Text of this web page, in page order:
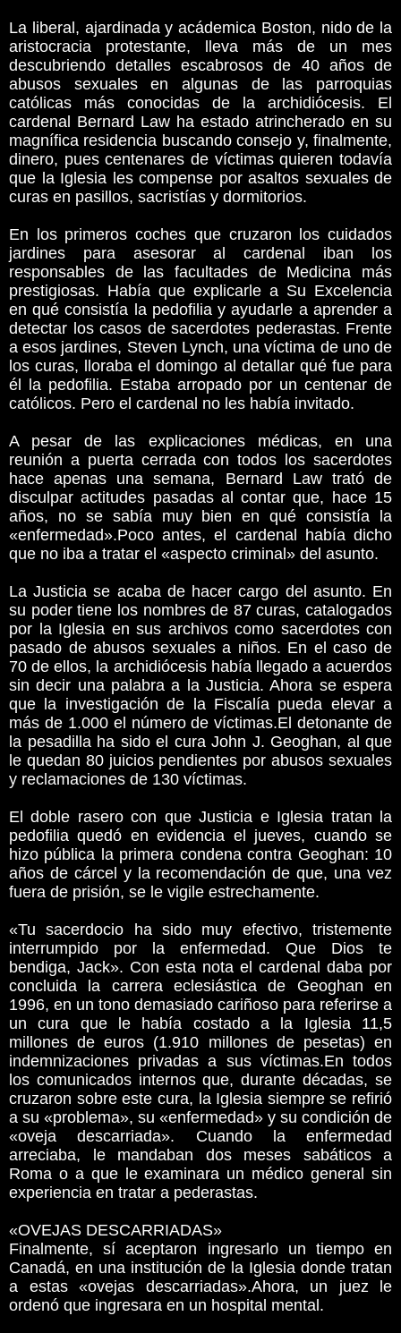
La liberal, ajardinada y acádemica Boston, nido de la
aristocracia protestante, lleva más de un mes
descubriendo detalles escabrosos de 40 años de
abusos sexuales en algunas de las parroquias
católicas más conocidas de la archidiócesis. El
cardenal Bernard Law ha estado atrincherado en su
magnífica residencia buscando consejo y, finalmente,
dinero, pues centenares de víctimas quieren todavía
que la Iglesia les compense por asaltos sexuales de
curas en pasillos, sacristías y dormitorios.
En los primeros coches que cruzaron los cuidados
jardines para asesorar al cardenal iban los
responsables de las facultades de Medicina más
prestigiosas. Había que explicarle a Su Excelencia
en qué consistía la pedofilia y ayudarle a aprender a
detectar los casos de sacerdotes pederastas. Frente
a esos jardines, Steven Lynch, una víctima de uno de
los curas, lloraba el domingo al detallar qué fue para
él la pedofilia. Estaba arropado por un centenar de
católicos. Pero el cardenal no les había invitado.
A pesar de las explicaciones médicas, en una
reunión a puerta cerrada con todos los sacerdotes
hace apenas una semana, Bernard Law trató de
disculpar actitudes pasadas al contar que, hace 15
años, no se sabía muy bien en qué consistía la
«enfermedad».Poco antes, el cardenal había dicho
que no iba a tratar el «aspecto criminal» del asunto.
La Justicia se acaba de hacer cargo del asunto. En
su poder tiene los nombres de 87 curas, catalogados
por la Iglesia en sus archivos como sacerdotes con
pasado de abusos sexuales a niños. En el caso de
70 de ellos, la archidiócesis había llegado a acuerdos
sin decir una palabra a la Justicia. Ahora se espera
que la investigación de la Fiscalía pueda elevar a
más de 1.000 el número de víctimas.El detonante de
la pesadilla ha sido el cura John J. Geoghan, al que
le quedan 80 juicios pendientes por abusos sexuales
y reclamaciones de 130 víctimas.
El doble rasero con que Justicia e Iglesia tratan la
pedofilia quedó en evidencia el jueves, cuando se
hizo pública la primera condena contra Geoghan: 10
años de cárcel y la recomendación de que, una vez
fuera de prisión, se le vigile estrechamente.
«Tu sacerdocio ha sido muy efectivo, tristemente
interrumpido por la enfermedad. Que Dios te
bendiga, Jack». Con esta nota el cardenal daba por
concluida la carrera eclesiástica de Geoghan en
1996, en un tono demasiado cariñoso para referirse a
un cura que le había costado a la Iglesia 11,5
millones de euros (1.910 millones de pesetas) en
indemnizaciones privadas a sus víctimas.En todos
los comunicados internos que, durante décadas, se
cruzaron sobre este cura, la Iglesia siempre se refirió
a su «problema», su «enfermedad» y su condición de
«oveja descarriada». Cuando la enfermedad
arreciaba, le mandaban dos meses sabáticos a
Roma o a que le examinara un médico general sin
experiencia en tratar a pederastas.
«OVEJAS DESCARRIADAS»
Finalmente, sí aceptaron ingresarlo un tiempo en
Canadá, en una institución de la Iglesia donde tratan
a estas «ovejas descarriadas».Ahora, un juez le
ordenó que ingresara en un hospital mental.